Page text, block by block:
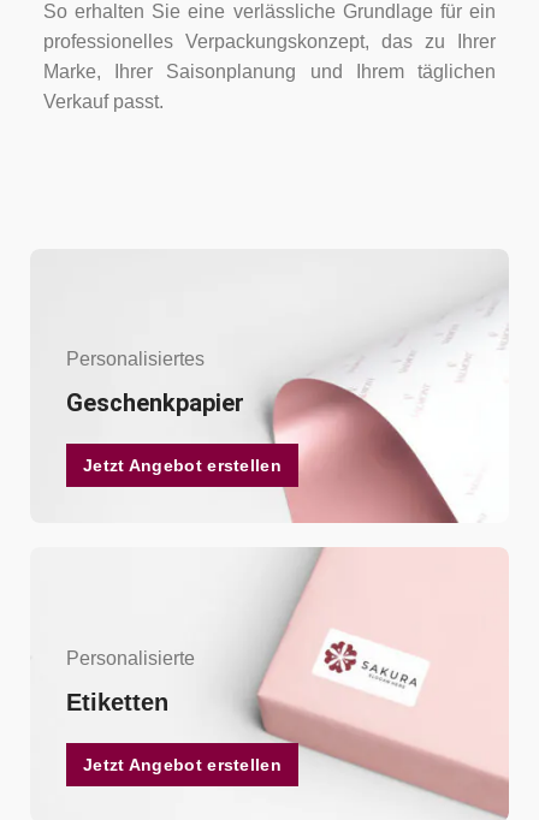
So erhalten Sie eine verlässliche Grundlage für ein
professionelles Verpackungskonzept, das zu Ihrer
Marke, Ihrer Saisonplanung und Ihrem täglichen
Verkauf passt.
Personalisiertes
Geschenkpapier
Jetzt Angebot erstellen
Personalisierte
Etiketten
Jetzt Angebot erstellen